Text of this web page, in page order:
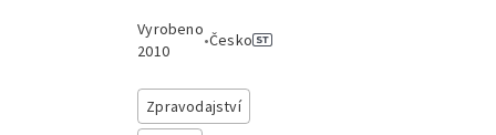
Vyrobeno
2010
•Česko
Zpravodajství